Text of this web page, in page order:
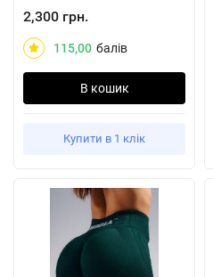
2,300 грн.
115,00 балів
В кошик
Купити в 1 клік